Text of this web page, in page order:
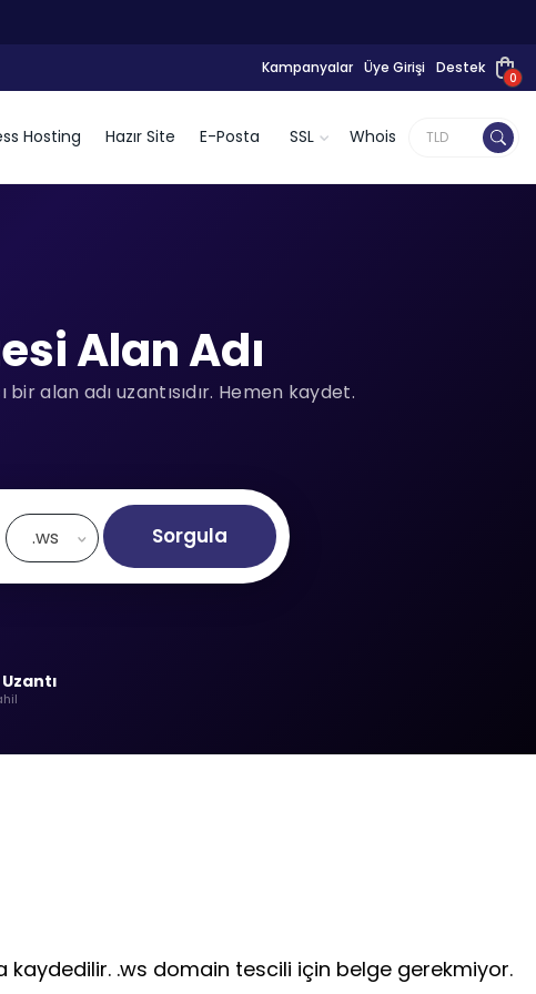
Kampanyalar Üye Girişi Destek
0
Hosting Hazır Site E-Posta SSL Whois
Alan Adı
bir alan adı uzantısıdır. Hemen kaydet.
.ws Sorgula
kaydedilir. .ws domain tescili için belge gerekmiyor.